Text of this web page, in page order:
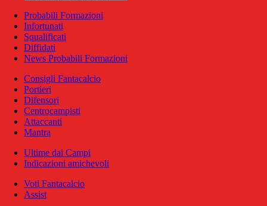
Probabili Formazioni
Infortunati
Squalificati
Diffidati
News Probabili Formazioni
Consigli Fantacalcio
Portieri
Difensori
Centrocampisti
Attaccanti
Mantra
Ultime dai Campi
Indicazioni amichevoli
Voti Fantacalcio
Assist